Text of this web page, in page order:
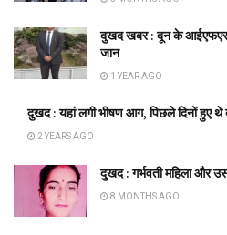
दुखद खबर : दून के आईएफएस
जान
1 YEAR AGO
दुखद : यहां लगी भीषण आग, पिछले दिनों हुए थे
2 YEARS AGO
दुखद : गर्भवती महिला और
8 MONTHS AGO